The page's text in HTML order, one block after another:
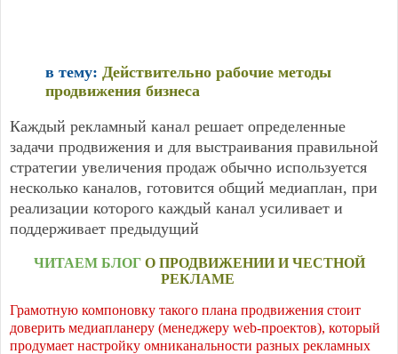
в тему: Действительно рабочие методы
продвижения бизнеса
Каждый рекламный канал решает определенные
задачи продвижения и для выстраивания правильной
стратегии увеличения продаж обычно используется
несколько каналов, готовится общий медиаплан, при
реализации которого каждый канал усиливает и
поддерживает предыдущий
ЧИТАЕМ БЛОГ О ПРОДВИЖЕНИИ И ЧЕСТНОЙ
Грамотную компоновку такого плана продвижения стоит
доверить медиапланеру (менеджеру web-проектов), который
продумает настройку омниканальности разных рекламных